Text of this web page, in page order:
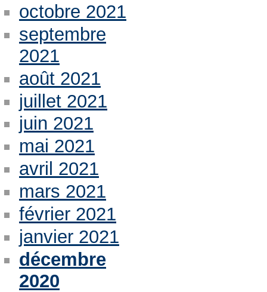
octobre 2021
septembre
2021
août 2021
juillet 2021
juin 2021
mai 2021
avril 2021
mars 2021
février 2021
janvier 2021
décembre
2020